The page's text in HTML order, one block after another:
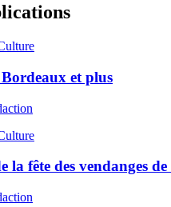
et plus
la fête des vendanges